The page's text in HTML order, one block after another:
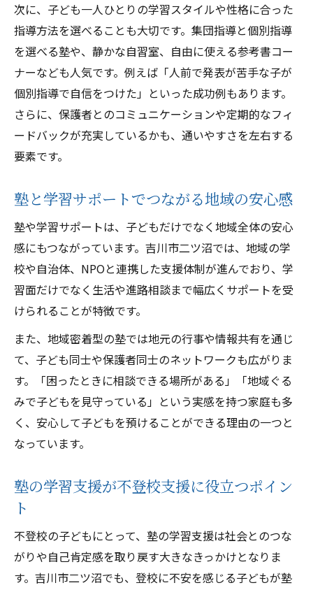
次に、子ども一人ひとりの学習スタイルや性格に合った
指導方法を選べることも大切です。集団指導と個別指導
を選べる塾や、静かな自習室、自由に使える参考書コー
ナーなども人気です。例えば「人前で発表が苦手な子が
個別指導で自信をつけた」といった成功例もあります。
さらに、保護者とのコミュニケーションや定期的なフィ
ードバックが充実しているかも、通いやすさを左右する
要素です。
塾と学習サポートでつながる地域の安心感
塾や学習サポートは、子どもだけでなく地域全体の安心
感にもつながっています。吉川市二ツ沼では、地域の学
校や自治体、NPOと連携した支援体制が進んでおり、学
習面だけでなく生活や進路相談まで幅広くサポートを受
けられることが特徴です。
また、地域密着型の塾では地元の行事や情報共有を通じ
て、子ども同士や保護者同士のネットワークも広がりま
す。「困ったときに相談できる場所がある」「地域ぐる
みで子どもを見守っている」という実感を持つ家庭も多
く、安心して子どもを預けることができる理由の一つと
なっています。
塾の学習支援が不登校支援に役立つポイン
ト
不登校の子どもにとって、塾の学習支援は社会とのつな
がりや自己肯定感を取り戻す大きなきっかけとなりま
す。吉川市二ツ沼でも、登校に不安を感じる子どもが塾